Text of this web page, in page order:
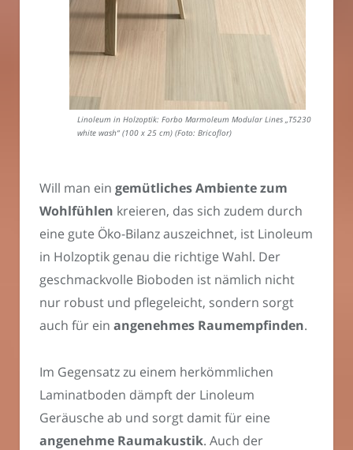
Linoleum in Holzoptik: Forbo Marmoleum Modular Lines „T5230
white wash“ (100 x 25 cm) (Foto: Bricoflor)
Will man ein gemütliches Ambiente zum
Wohlfühlen kreieren, das sich zudem durch
eine gute Öko-Bilanz auszeichnet, ist Linoleum
in Holzoptik genau die richtige Wahl. Der
geschmackvolle Bioboden ist nämlich nicht
nur robust und pflegeleicht, sondern sorgt
auch für ein angenehmes Raumempfinden.
Im Gegensatz zu einem herkömmlichen
Laminatboden dämpft der Linoleum
Geräusche ab und sorgt damit für eine
angenehme Raumakustik. Auch der